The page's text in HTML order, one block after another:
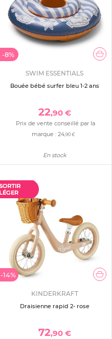
-8%
SWIM ESSENTIALS
Bouée bébé surfer bleu 1-2 ans
22,90 €
Prix de vente conseillé par la
marque :24 ,90 €
En stock
-14%
KINDERKRAFT
Draisienne rapid 2- rose
72,90 €